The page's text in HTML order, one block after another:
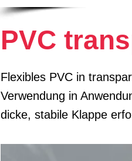
PVC
Flexibles PVC in
Verwendung in
dicke, stabile Klappe